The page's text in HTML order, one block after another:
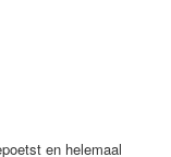
en helemaal